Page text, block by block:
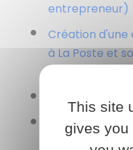
entrepreneur)
Création
à La Poste et
Registres
Registres
This site
gives you